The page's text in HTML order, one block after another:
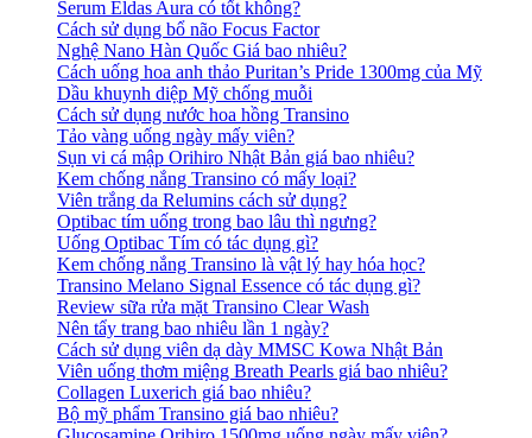
Serum Eldas Aura có tốt không?
Cách sử dụng bổ não Focus Factor
Nghệ Nano Hàn Quốc Giá bao nhiêu?
Cách uống hoa anh thảo Puritan’s Pride 1300mg của Mỹ
Dầu khuynh diệp Mỹ chống muỗi
Cách sử dụng nước hoa hồng Transino
Tảo vàng uống ngày mấy viên?
Sụn vi cá mập Orihiro Nhật Bản giá bao nhiêu?
Kem chống nắng Transino có mấy loại?
Viên trắng da Relumins cách sử dụng?
Optibac tím uống trong bao lâu thì ngưng?
Uống Optibac Tím có tác dụng gì?
Kem chống nắng Transino là vật lý hay hóa học?
Transino Melano Signal Essence có tác dụng gì?
Review sữa rửa mặt Transino Clear Wash
Nên tẩy trang bao nhiêu lần 1 ngày?
Cách sử dụng viên dạ dày MMSC Kowa Nhật Bản
Viên uống thơm miệng Breath Pearls giá bao nhiêu?
Collagen Luxerich giá bao nhiêu?
Bộ mỹ phẩm Transino giá bao nhiêu?